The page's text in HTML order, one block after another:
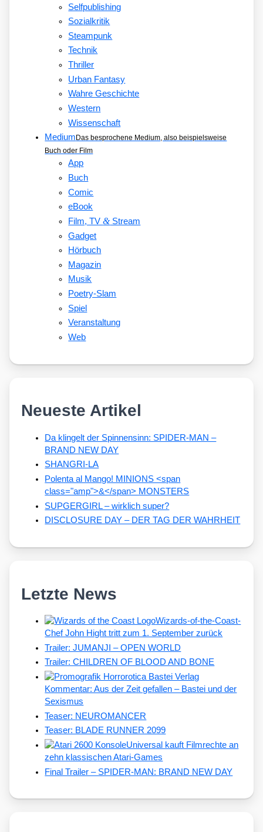
Selfpublishing
Sozialkritik
Steampunk
Technik
Thriller
Urban Fantasy
Wahre Geschichte
Western
Wissenschaft
Medium Das besprochene Medium, also beispielsweise
Buch oder Film
App
Buch
Comic
eBook
Film, TV&Stream
Gadget
Hörbuch
Magazin
Musik
Poetry-Slam
Spiel
Veranstaltung
Web
Neueste Artikel
Da klingelt der Spinnensinn: SPIDER-MAN –
BRAND NEW DAY
SHANGRI-LA
Polenta al Mango! MINIONS <span
class="amp">&</span> MONSTERS
SUPGERGIRL – wirklich super?
DISCLOSURE DAY – DER TAG DER WAHRHEIT
Letzte News
Wizards-of-the-Coast-
Chef John Hight tritt zum 1. September zurück
Trailer: JUMANJI – OPEN WORLD
Trailer: CHILDREN OF BLOOD AND BONE
Kommentar: Aus der Zeit gefallen – Bastei und der
Sexismus
Teaser: NEUROMANCER
Teaser: BLADE RUNNER 2099
Universal kauft Filmrechte an
zehn klassischen Atari-Games
Final Trailer – SPIDER-MAN: BRAND NEW DAY